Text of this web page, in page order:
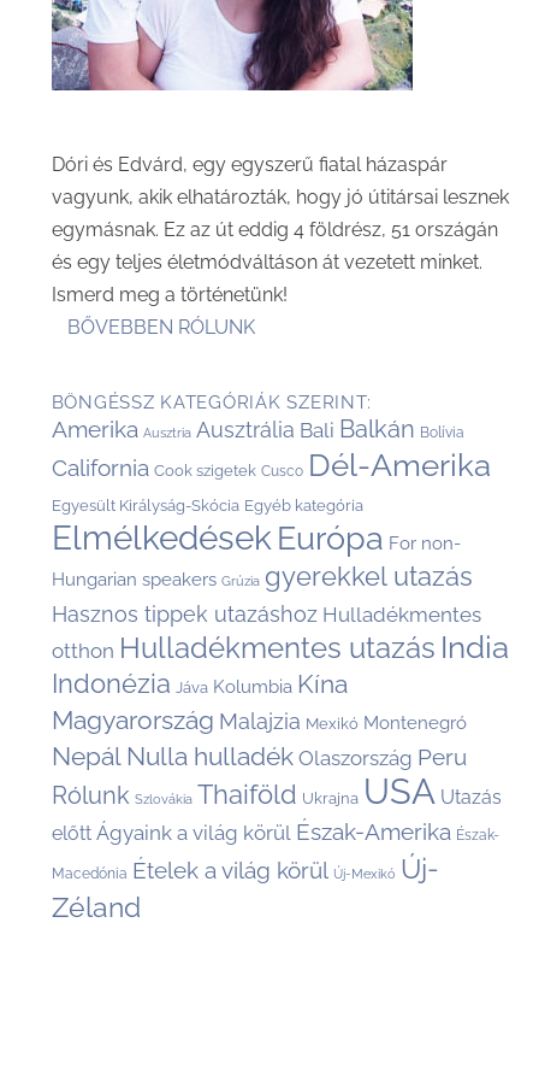
Dóri és Edvárd, egy egyszerű fiatal házaspár
vagyunk, akik elhatározták, hogy jó útitársai lesznek
egymásnak. Ez az út eddig 4 földrész, 51 országán
és egy teljes életmódváltáson át vezetett minket.
Ismerd meg a történetünk!
BŐVEBBEN RÓLUNK
BÖNGÉSSZ KATEGÓRIÁK SZERINT:
Amerika Ausztria Ausztrália Bali Balkán Bolívia
California Cook szigetek Cusco Dél-Amerika
Egyesült Királyság-Skócia Egyéb kategória
Elmélkedések Európa For non-
Hungarian speakers Grúzia gyerekkel utazás
Hasznos tippek utazáshoz Hulladékmentes
otthon Hulladékmentes utazás India
Indonézia Jáva Kolumbia Kína
Magyarország Malajzia Mexikó Montenegró
Nepál Nulla hulladék Olaszország Peru
Rólunk Szlovákia Thaiföld Ukrajna USA Utazás
előtt Ágyaink a világ körül Észak-Amerika Észak-
Macedónia Ételek a világ körül Új-Mexikó Új-
Zéland